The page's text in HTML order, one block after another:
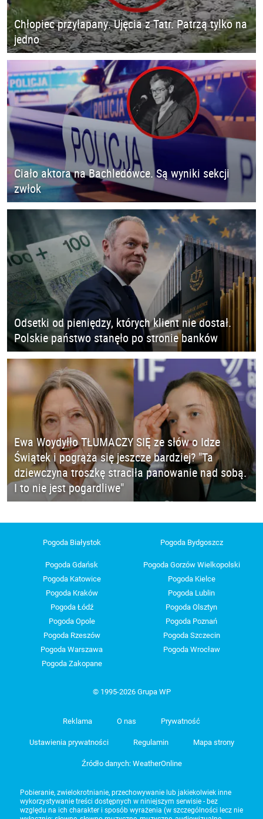
Chłopiec przyłapany. Ujęcia z Tatr. Patrzą tylko na
jedno
Ciało aktora na Bachledówce. Są wyniki sekcji
zwłok
Odsetki od pieniędzy, których klient nie dostał.
Polskie państwo stanęło po stronie banków
Ewa Woydyłło TŁUMACZY SIĘ ze słów o Idze
Świątek i pogrąża się jeszcze bardziej? "Ta
dziewczyna troszkę straciła panowanie nad sobą.
I to nie jest pogardliwe"
Pogoda Białystok Pogoda Bydgoszcz
Pogoda Gdańsk
Pogoda Gorzów Wielkopolski
Pogoda Katowice
Pogoda Kielce
Pogoda Kraków
Pogoda Lublin
Pogoda Łódź
Pogoda Olsztyn
Pogoda Opole
Pogoda Poznań
Pogoda Rzeszów
Pogoda Szczecin
Pogoda Warszawa
Pogoda Wrocław
Pogoda Zakopane
© 1995-2026 Grupa WP
Reklama O nas Prywatność
Ustawienia prywatności Regulamin Mapa strony
Źródło danych: WeatherOnline
Pobieranie, zwielokrotnianie, przechowywanie lub jakiekolwiek inne
wykorzystywanie treści dostępnych w niniejszym serwisie - bez
względu na ich charakter i sposób wyrażenia (w szczególności lecz nie